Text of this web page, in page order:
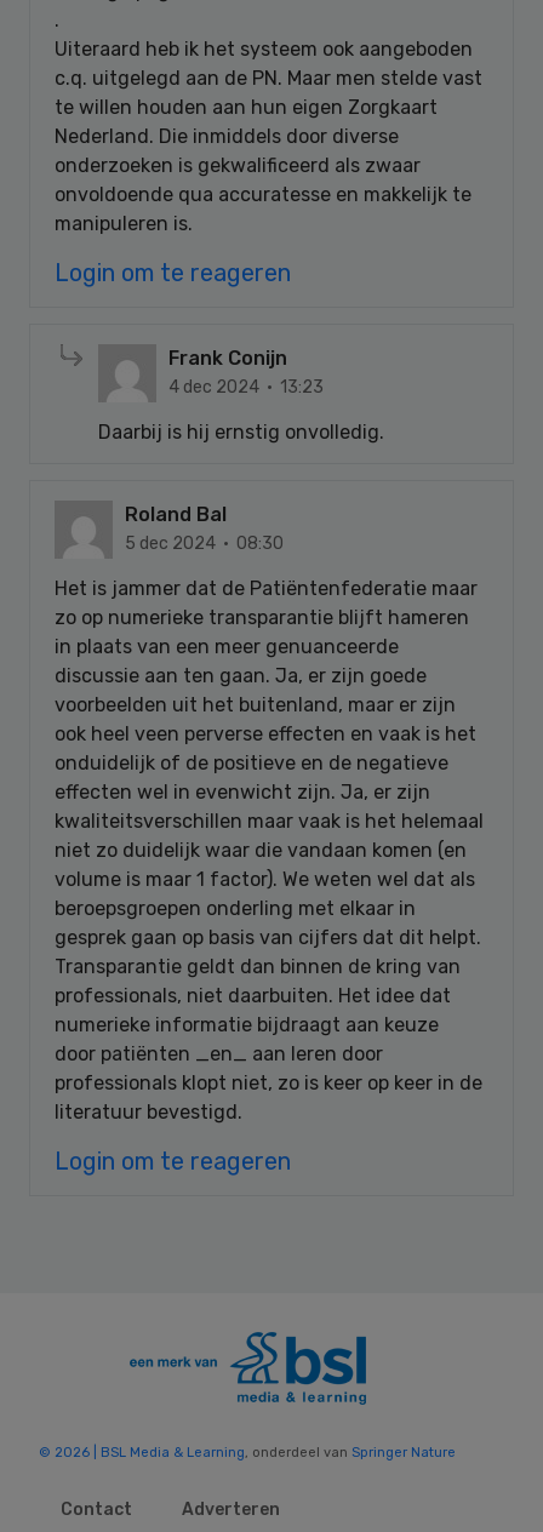
.
Uiteraard heb ik het systeem ook aangeboden
c.q. uitgelegd aan de PN. Maar men stelde vast
te willen houden aan hun eigen Zorgkaart
Nederland. Die inmiddels door diverse
onderzoeken is gekwalificeerd als zwaar
onvoldoende qua accuratesse en makkelijk te
manipuleren is.
Login om te reageren
Frank Conijn
4 dec 2024 · 13:23
Daarbij is hij ernstig onvolledig.
Roland Bal
5 dec 2024 · 08:30
Het is jammer dat de Patiëntenfederatie maar
zo op numerieke transparantie blijft hameren
in plaats van een meer genuanceerde
discussie aan ten gaan. Ja, er zijn goede
voorbeelden uit het buitenland, maar er zijn
ook heel veen perverse effecten en vaak is het
onduidelijk of de positieve en de negatieve
effecten wel in evenwicht zijn. Ja, er zijn
kwaliteitsverschillen maar vaak is het helemaal
niet zo duidelijk waar die vandaan komen (en
volume is maar 1 factor). We weten wel dat als
beroepsgroepen onderling met elkaar in
gesprek gaan op basis van cijfers dat dit helpt.
Transparantie geldt dan binnen de kring van
professionals, niet daarbuiten. Het idee dat
numerieke informatie bijdraagt aan keuze
door patiënten _en_ aan leren door
professionals klopt niet, zo is keer op keer in de
literatuur bevestigd.
Login om te reageren
© 2026 | BSL Media & Learning, onderdeel van Springer Nature
Contact Adverteren